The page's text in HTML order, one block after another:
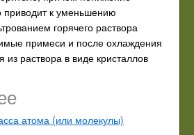
к уменьшению
горячего раствора
примеси и после охлаждения
из раствора в виде кристаллов
атома (или молекулы)